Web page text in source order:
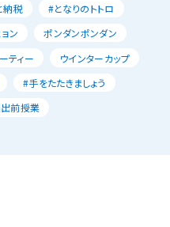
納税
#となりのトトロ
ン
ポンダンポンダン
ティー
ウインターカップ
#手をたたきましょう
前授業